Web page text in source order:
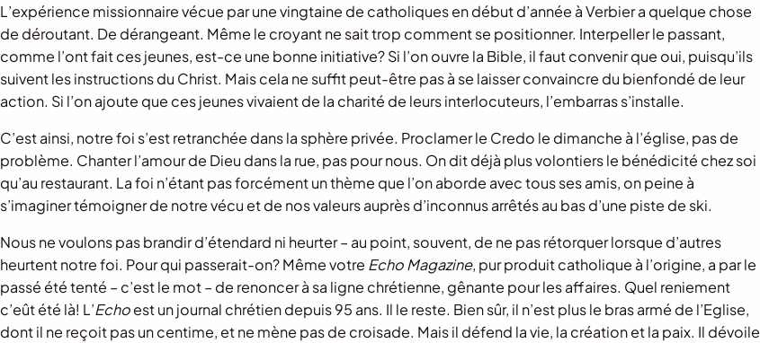
L’expérience missionnaire vécue par une vingtaine de catholiques en début d’année à Verbier a quelque chose
de déroutant. De dérangeant. Même le croyant ne sait trop comment se positionner. Interpeller le passant,
comme l’ont fait ces jeunes, est-ce une bonne initiative? Si l’on ouvre la Bible, il faut convenir que oui, puisqu’ils
suivent les instructions du Christ. Mais cela ne suffit peut-être pas à se laisser convaincre du bienfondé de leur
action. Si l’on ajoute que ces jeunes vivaient de la charité de leurs interlocuteurs, l’embarras s’installe.
C’est ainsi, notre foi s’est retranchée dans la sphère privée. Proclamer le Credo le dimanche à l’église, pas de
problème. Chanter l’amour de Dieu dans la rue, pas pour nous. On dit déjà plus volontiers le bénédicité chez soi
qu’au restaurant. La foi n’étant pas forcément un thème que l’on aborde avec tous ses amis, on peine à
s’imaginer témoigner de notre vécu et de nos valeurs auprès d’inconnus arrêtés au bas d’une piste de ski.
Nous ne voulons pas brandir d’étendard ni heurter – au point, souvent, de ne pas rétorquer lorsque d’autres
heurtent notre foi. Pour qui passerait-on? Même votre Echo Magazine, pur produit catholique à l’origine, a par le
passé été tenté – c’est le mot – de renoncer à sa ligne chrétienne, gênante pour les affaires. Quel reniement
c’eût été là! L’Echoest un journal chrétien depuis 95 ans. Il le reste. Bien sûr, il n’est plus le bras armé de l’Eglise,
dont il ne reçoit pas un centime, et ne mène pas de croisade. Mais il défend la vie, la création et la paix. Il dévoile